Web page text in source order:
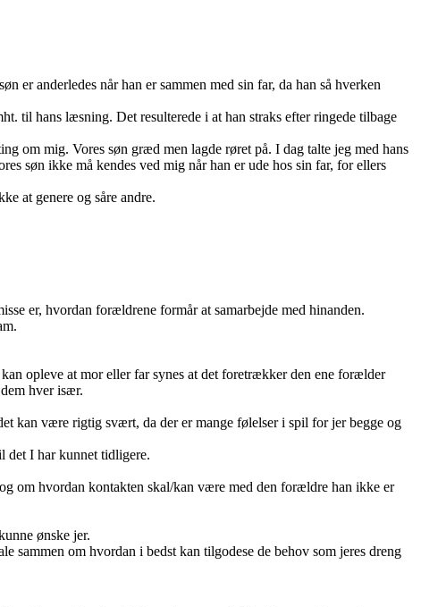
er anderledes når han er sammen med sin far, da han så hverken
til hans læsning. Det resulterede i at han straks efter ringede tilbage
om mig. Vores søn græd men lagde røret på. I dag talte jeg med hans
søn ikke må kendes ved mig når han er ude hos sin far, for ellers
at genere og såre andre.
er, hvordan forældrene formår at samarbejde med hinanden.
opleve at mor eller far synes at det foretrækker den ene forælder
hver især.
kan være rigtig svært, da der er mange følelser i spil for jer begge og
det I har kunnet tidligere.
om hvordan kontakten skal/kan være med den forældre han ikke er
ønske jer.
sammen om hvordan i bedst kan tilgodese de behov som jeres dreng